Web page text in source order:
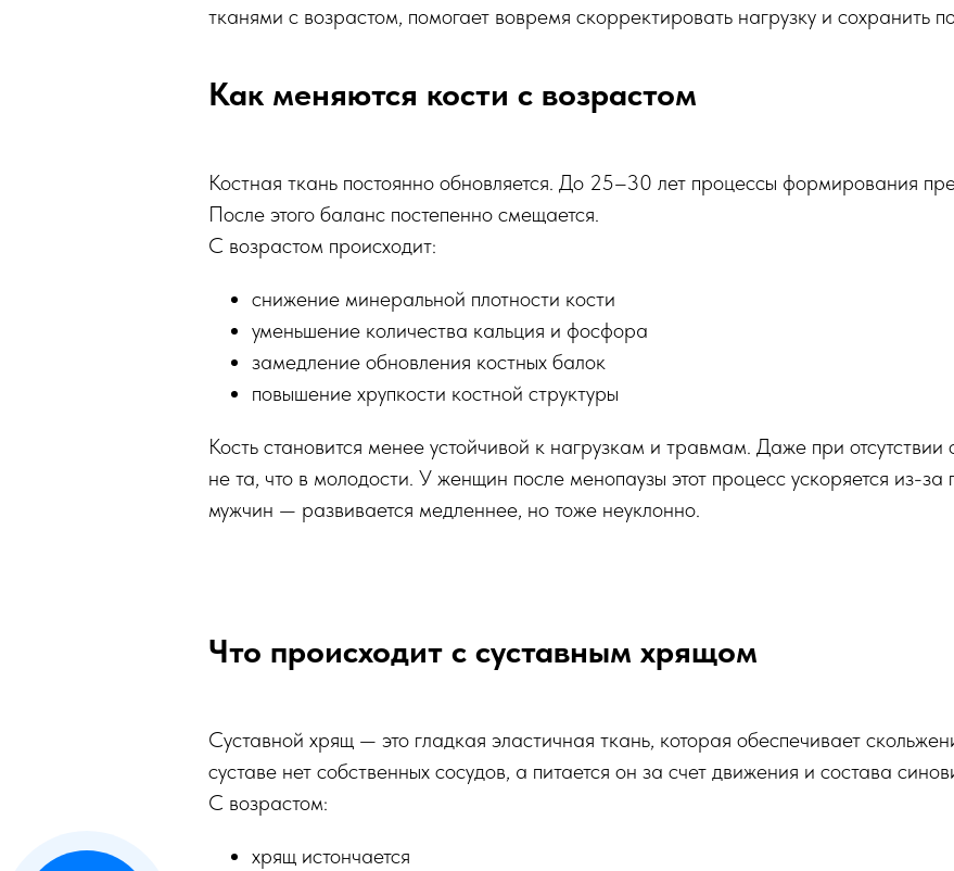
тканями с возрастом, помогает вовремя скорректировать нагрузку и сохранить
Как меняются кости с возрастом
Костная ткань постоянно обновляется. До 25–30 лет процессы формирования
После этого баланс постепенно смещается.
С возрастом происходит:
снижение минеральной плотности кости
уменьшение количества кальция и фосфора
замедление обновления костных балок
повышение хрупкости костной структуры
Кость становится менее устойчивой к нагрузкам и травмам. Даже при
не та, что в молодости. У женщин после менопаузы этот процесс ускоряется из-
мужчин — развивается медленнее, но тоже неуклонно.
Что происходит с суставным хрящом
Суставной хрящ — это гладкая эластичная ткань, которая обеспечивает
суставе нет собственных сосудов, а питается он за счет движения и состава
С возрастом:
хрящ истончается